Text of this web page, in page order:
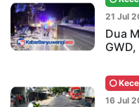
21 Jul
Dua
16 Jul